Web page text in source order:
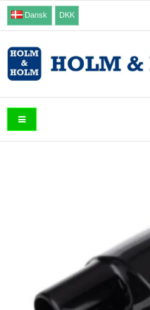
Dansk DKK